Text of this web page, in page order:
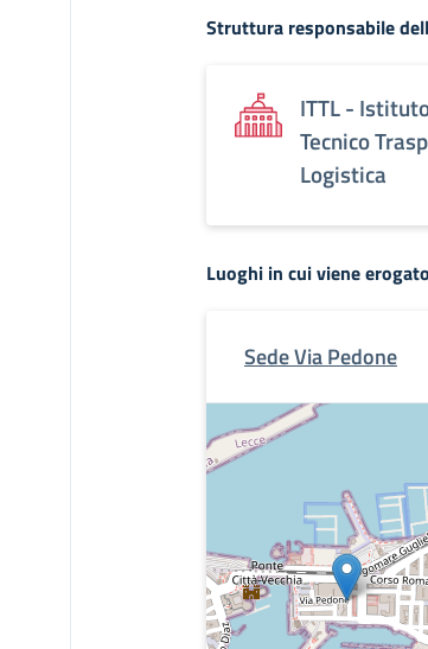
Struttura responsabile
ITTL -
Tecnico
Logistica
Luoghi in cui viene
Sede Via Pedone